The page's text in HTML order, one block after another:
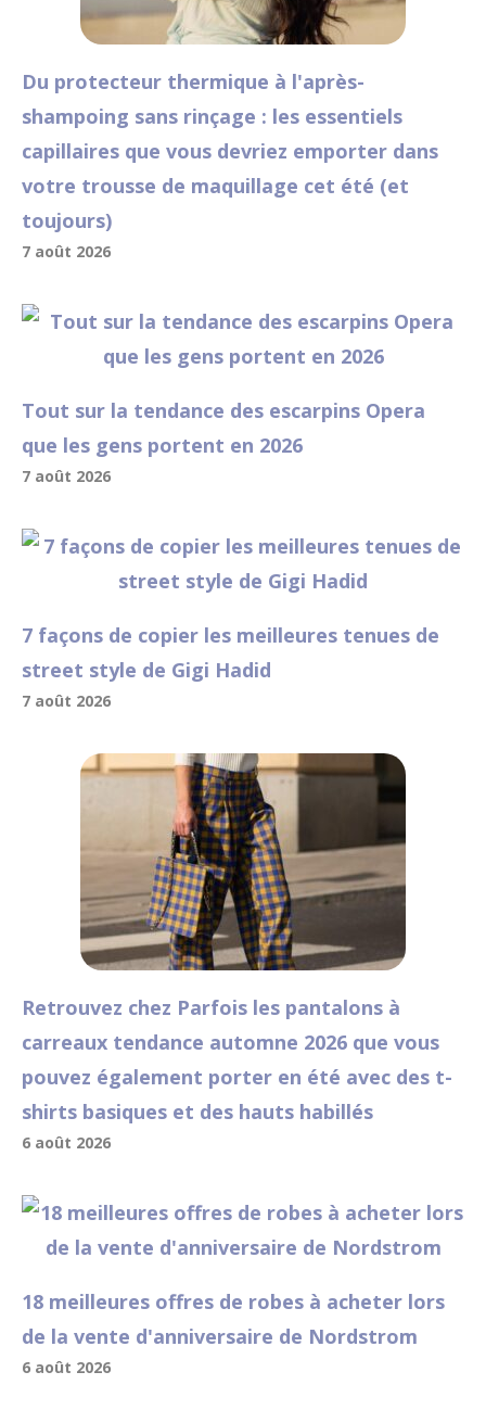
Du protecteur thermique à l'après-
shampoing sans rinçage : les essentiels
capillaires que vous devriez emporter dans
votre trousse de maquillage cet été (et
toujours)
7 août 2026
Tout sur la tendance des escarpins Opera
que les gens portent en 2026
7 août 2026
7 façons de copier les meilleures tenues de
street style de Gigi Hadid
7 août 2026
Retrouvez chez Parfois les pantalons à
carreaux tendance automne 2026 que vous
pouvez également porter en été avec des t-
shirts basiques et des hauts habillés
6 août 2026
18 meilleures offres de robes à acheter lors
de la vente d'anniversaire de Nordstrom
6 août 2026